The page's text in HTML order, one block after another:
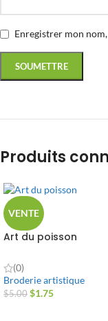
Enregistrer mon
Produits
VENTE
Art du poisson
(0)
Broderie artistique
$5.00 $1.75